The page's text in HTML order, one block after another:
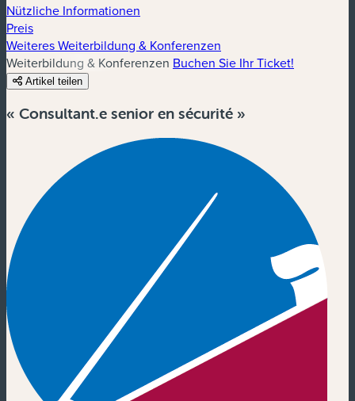
Nützliche Informationen
Preis
Weiteres Weiterbildung & Konferenzen
Weiterbildung & Konferenzen Buchen Sie Ihr Ticket!
Artikel teilen
« Consultant.e senior en sécurité »